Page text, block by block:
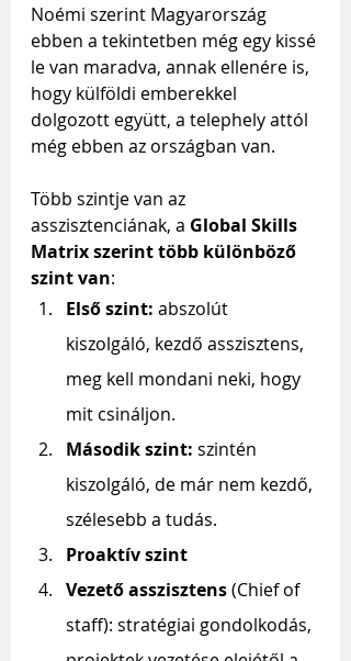
Noémi szerint Magyarország
ebben a tekintetben még egy kissé
le van maradva, annak ellenére is,
hogy külföldi emberekkel
dolgozott együtt, a telephely attól
még ebben az országban van.
Több szintje van az
asszisztenciának, a Global Skills
Matrix szerint több különböző
szint van:
Első szint: abszolút
kiszolgáló, kezdő asszisztens,
meg kell mondani neki, hogy
mit csináljon.
Második szint: szintén
kiszolgáló, de már nem kezdő,
szélesebb a tudás.
Proaktív szint
Vezető asszisztens (Chief of
staff): stratégiai gondolkodás,